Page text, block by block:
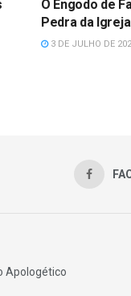
O Engodo de
Pedra da Igreja
3 DE JULHO DE